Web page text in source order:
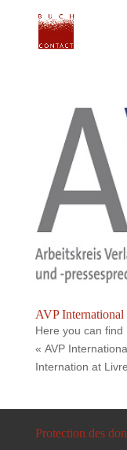
AVP International
Here you can
« AVP
Internation at
Protection des